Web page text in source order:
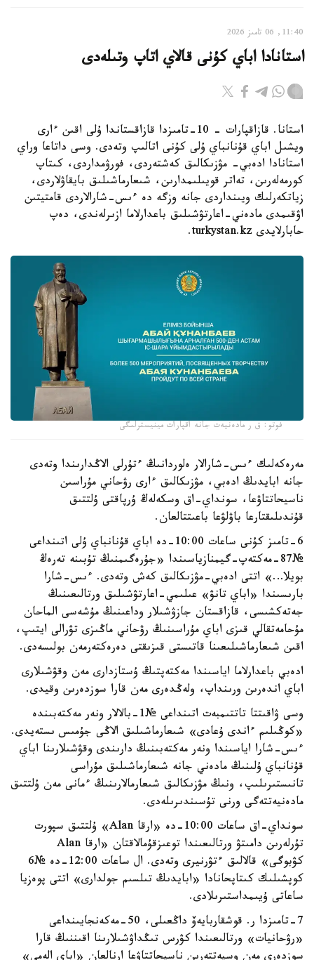
11:40, 06 تامىز 2026
استانادا اباي كۇنى قالاي اتاپ وتىلەدى
استانا. قازاقپارات – 10-تامىزدا قازاقستاندا ۇلى اقىن ءارى
ويشىل اباي قۇنانباي ۇلى كۇنى اتالىپ وتەدى. وسى داتاعا وراي
استانادا ادەبي- مۋزىكالىق كەشتەردى، فورۋمداردى، كىتاپ
كورمەلەرىن، تەاتر قويىلىمدارىن، شىعارماشىلىق بايقاۋلاردى،
زياتكەرلىك ويىنداردى جانە وزگە دە ءىس-شارالاردى قامتيتىن
اۋقىمدى مادەني-اعارتۋشىلىق باعدارلاما ازىرلەندى، دەپ
حابارلايدى turkystan.kz.
فوتو: ق ر مادەنيەت جانە اقپارات مينيسترلىگى
مەرەكەلىك ءىس-شارالار ەلوردانىڭ ءتۇرلى الاڭدارىندا وتەدى
جانە ابايدىڭ ادەبي، مۋزىكالىق ءارى رۋحاني مۇراسىن
ناسيحاتتاۋعا، سونداي-اق وسكەلەڭ ۇرپاقتى ۇلتتىق
قۇندىلىقتارعا باۋلۋعا باعىتتالعان.
6-تامىز كۇنى ساعات 10:00-دە اباي قۇنانباي ۇلى اتىنداعى
№87-مەكتەپ-گيمنازياسىندا «جۇرەگىمنىڭ تۇبىنە تەرەڭ
بويلا…» اتتى ادەبي-مۋزىكالىق كەش وتەدى. ءىس-شارا
بارىسىندا «اباي تانۋ» عىلىمي-اعارتۋشىلىق ورتالىعىنىڭ
جەتەكشىسى، قازاقستان جازۋشىلار وداعىنىڭ مۇشەسى الماحان
مۇحامەتقالي قىزى اباي مۇراسىنىڭ رۋحاني ماڭىزى تۋرالى ايتىپ،
اقىن شىعارماشىلىعىنا قاتىستى قىزىقتى دەرەكتەرمەن بولىسەدى.
ادەبي باعدارلاما اياسىندا مەكتەپتىڭ ۇستازدارى مەن وقۋشىلارى
اباي اندەرىن ورىنداپ، ولەڭدەرى مەن قارا سوزدەرىن وقيدى.
وسى ۋاقىتتا تاتتىمبەت اتىنداعى №1-بالالار ونەر مەكتەبىندە
«كوڭىلىم ءاندى ۇعادى» شىعارماشىلىق الاڭى جۇمىس ىستەيدى.
ءىس-شارا اياسىندا ونەر مەكتەبىنىڭ دارىندى وقۋشىلارىنا اباي
قۇنانباي ۇلىنىڭ مادەني جانە شىعارماشىلىق مۇراسى
تانىستىرىلىپ، ونىڭ مۋزىكالىق شىعارمالارىنىڭ ءمانى مەن ۇلتتىق
مادەنيەتتەگى ورنى تۇسىندىرىلەدى.
سونداي-اق ساعات 10:00-دە «ارقا Alan» ۇلتتىق سپورت
تۇرلەرىن دامىتۋ ورتالىعىندا توعىزقۇمالاقتان «ارقا Alan
كۋبوگى» قالالىق ءتۋرنيرى وتەدى. ال ساعات 12:00-دە №6
كوپشىلىك كىتاپحانادا «ابايدىڭ تىلسىم جولدارى» اتتى پوەزيا
ساعاتى ۇيىمداستىرىلادى.
7-تامىزدا ر. قوشقاربايەۆ داڭعىلى، 50-مەكەنجايىنداعى
«رۋحانيات» ورتالىعىندا كۋرس تىڭداۋشىلارىنا اقىننىڭ قارا